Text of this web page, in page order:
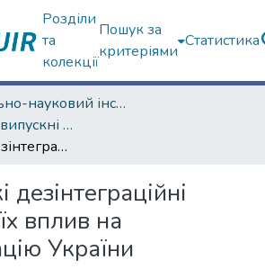
Розділи
та
колекції
Пошук за
критеріями
Статистика
Навчально-науковий інститут "Каразінський інститут міжнародних відносин та туристичного бізнесу"
Кваліфікаційні випускні роботи магістрів. Навчально-науковий інститут "Каразінський інститут міжнародних відносин та туристичного бізнесу"
Європейські дезінтеграційні процеси та їх вплив на євроінтеграцію України
дезінтеграційні
вплив на
України